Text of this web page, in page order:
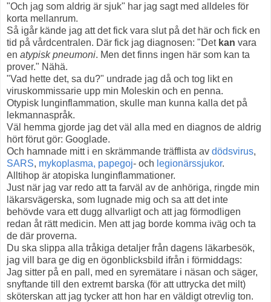
"Och jag som aldrig är sjuk" har jag sagt med alldeles för
korta mellanrum.
Så igår kände jag att det fick vara slut på det här och fick en
tid på vårdcentralen. Där fick jag diagnosen: "Det kan vara
en atypisk pneumoni. Men det finns ingen här som kan ta
prover." Nähä.
"Vad hette det, sa du?" undrade jag då och tog likt en
viruskommissarie upp min Moleskin och en penna.
Otypisk lunginflammation, skulle man kunna kalla det på
lekmannaspråk.
Väl hemma gjorde jag det väl alla med en diagnos de aldrig
hört förut gör: Googlade.
Och hamnade mitt i en skrämmande träfflista av dödsvirus,
SARS, mykoplasma, papegoj- och legionärssjukor.
Alltihop är atopiska lunginflammationer.
Just när jag var redo att ta farväl av de anhöriga, ringde min
läkarsvägerska, som lugnade mig och sa att det inte
behövde vara ett dugg allvarligt och att jag förmodligen
redan åt rätt medicin. Men att jag borde komma iväg och ta
de där proverna.
Du ska slippa alla tråkiga detaljer från dagens läkarbesök,
jag vill bara ge dig en ögonblicksbild ifrån i förmiddags:
Jag sitter på en pall, med en syremätare i näsan och säger,
snyftande till den extremt barska (för att uttrycka det milt)
sköterskan att jag tycker att hon har en väldigt otrevlig ton.